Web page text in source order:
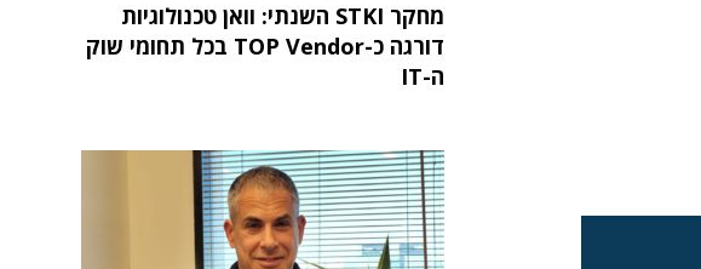
מחקר STKI השנתי: וואן טכנולוגיות
דורגה כ-TOP Vendor בכל תחומי שוק
ה-IT